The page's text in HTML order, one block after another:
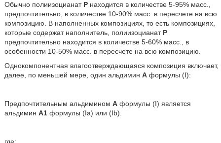
Обычно полиизоцианат Рнаходится в количестве 5-95% масс.,
предпочтительно, в количестве 10-90% масс. в пересчете на всю
композицию. В наполненных композициях, то есть композициях,
которые содержат наполнитель, полиизоцианат Р
предпочтительно находится в количестве 5-60% масс., в
особенности 10-50% масс. в пересчете на всю композицию.
Однокомпонентная влагоотверждающаяся композиция включает,
далее, по меньшей мере, один альдимин Аформулы (I):
Предпочтительным альдимином Аформулы (I) является
альдимин А1формулы (Ia) или (Ib).